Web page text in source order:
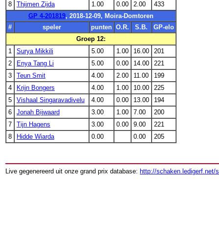
8
Thijmen Zijda 1.00 0.00 2.00
433
GP 4-201819, 2018-12-09, Moira-Domtoren
#
speler punten O.R. S.B.
GP-elo
Groep 12:
1
Surya Mikkili 5.00 1.00 16.00
201
2
Enya Tang Li 5.00 0.00 14.00
221
3
Teun Smit 4.00 2.00 11.00
199
4
Krijn Bongers 4.00 1.00 10.00
225
5
Vishaal Singaravadivelu 4.00 0.00 13.00
194
6
Jonah Bijwaard 3.00 1.00 7.00
200
7
Tijn Hagens 3.00 0.00 9.00
221
8
Hidde Wiarda 0.00 0.00 205
Live gegenereerd uit onze grand prix database: http://schaken.ledigerf.net/